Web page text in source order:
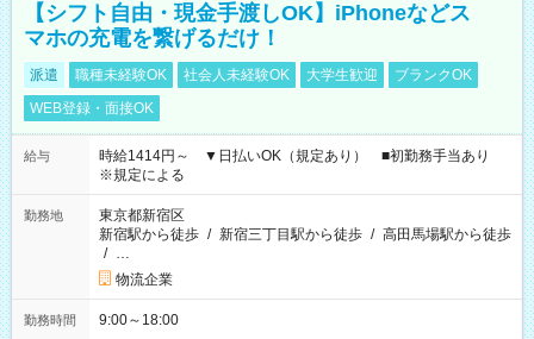
【シフト自由・現金手渡しOK】iPhoneなどス
マホの充電を繋げるだけ！
派遣 職種未経験OK 社会人未経験OK 大学生歓迎
ブランクOK
WEB登録・面接OK
給与
時給1414円～ ▼日払いOK（規定あり） ■初勤務手当あり
※規定による
勤務地
東京都新宿区
新宿駅から徒歩 / 新宿三丁目駅から徒歩 / 高田馬場駅から徒歩
/ …
物流企業
勤務時間 9:00～18:00